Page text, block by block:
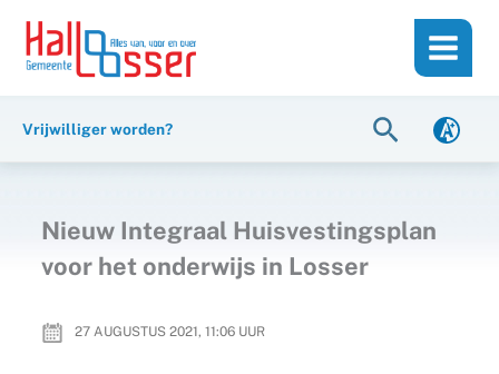
inhoud
naar
Vrijwilliger worden? Zoeken
Nieuw Integraal Huisvestingsplan
voor het onderwijs in Losser
27 AUGUSTUS 2021, 11:06UUR